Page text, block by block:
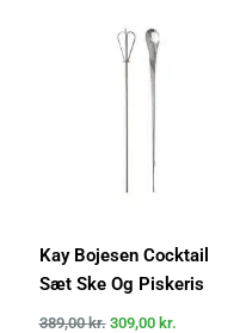
Kay Bojesen Cocktail
Sæt Ske Og Piskeris
389,00kr.
var:
389,00 kr..
309,00 kr.